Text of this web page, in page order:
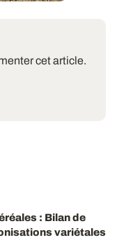
cet article.
: Bilan de
variétales